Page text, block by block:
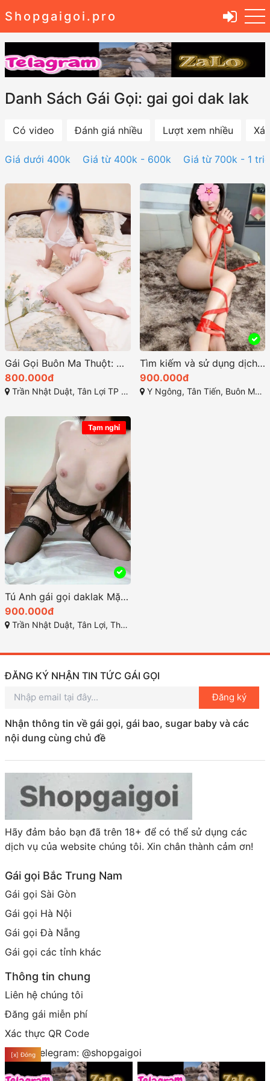
Shopgaigoi.pro
Danh Sách Gái Gọi: gai goi dak lak
Có video Đánh giá nhiều Lượt xem nhiều
Giá dưới 400k Giá từ 400k - 600k Giá từ 700k - 1
Gái Gọi Buôn Ma Thuột: Hướng Dẫn Toàn Diện Năm 2025
800.000đ
Trần Nhật Duật, Tân Lợi TP Buôn Ma Thuột, Đắk Lắk
Tìm kiếm và sử dụng dịch vụ gái gọi Đắk Lắk tại Buôn Ma Thuột
900.000đ
Y Ngông, Tân Tiến, Buôn Ma Thuột, Đắk Lắk
Tạm nghỉ
Tú Anh gái gọi daklak Mặt xinh tình cảm bj bao phê
900.000đ
Trần Nhật Duật, Tân Lợi, Thành phố Buôn Ma Thuột, Đắk Lắk
ĐĂNG KÝ NHẬN TIN TỨC GÁI GỌI
Đăng ký
Nhận thông tin về gái gọi, gái bao, sugar baby và các
nội dung cùng chủ đề
Hãy đảm bảo bạn đã trên 18+ để có thể sử dụng các
dịch vụ của website chúng tôi. Xin chân thành cảm ơn!
Gái gọi Bắc Trung Nam
Gái gọi Sài Gòn
Gái gọi Hà Nội
Gái gọi Đà Nẵng
Gái gọi các tỉnh khác
Thông tin chung
Liên hệ chúng tôi
Đăng gái miễn phí
Xác thực QR Code
Group telegram: @shopgaigoi
[x] Đóng